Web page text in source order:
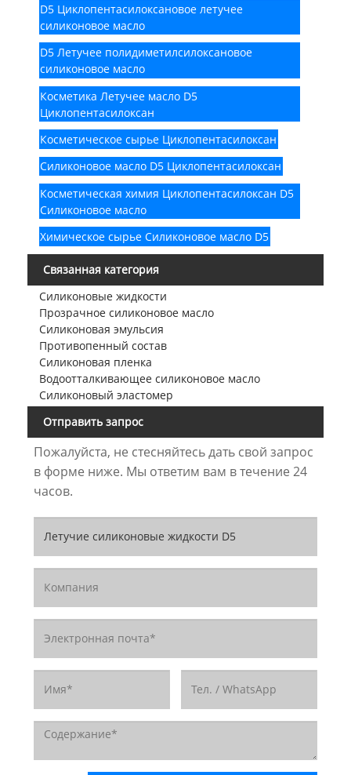
D5 Циклопентасилоксановое летучее
силиконовое масло
D5 Летучее полидиметилсилоксановое
силиконовое масло
Косметика Летучее масло D5
Циклопентасилоксан
Косметическое сырье Циклопентасилоксан
Силиконовое масло D5 Циклопентасилоксан
Косметическая химия Циклопентасилоксан D5
Силиконовое масло
Химическое сырье Силиконовое масло D5
Связанная категория
Силиконовые жидкости
Прозрачное силиконовое масло
Силиконовая эмульсия
Противопенный состав
Силиконовая пленка
Водоотталкивающее силиконовое масло
Силиконовый эластомер
Отправить запрос
Пожалуйста, не стесняйтесь дать свой запрос
в форме ниже. Мы ответим вам в течение 24
часов.